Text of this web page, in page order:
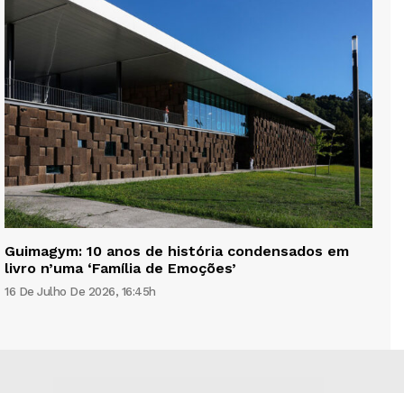
Guimagym: 10 anos de história condensados em
livro n’uma ‘Família de Emoções’
16 De Julho De 2026, 16:45h